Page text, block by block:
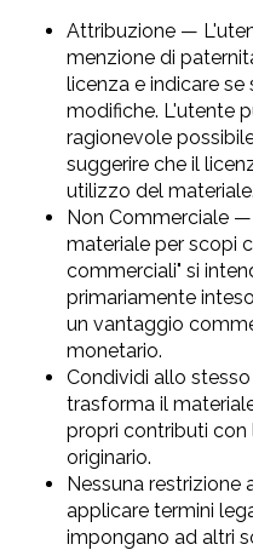
Attribuzione —
menzione di
licenza e indicare
modifiche. L'utente
ragionevole
suggerire che il
utilizzo del materiale.
Non Commerciale
materiale per scopi
commerciali" si
primariamente
un vantaggio
monetario.
Condividi allo
trasforma il
propri contributi con
originario.
Nessuna
applicare termini
impongano ad altri